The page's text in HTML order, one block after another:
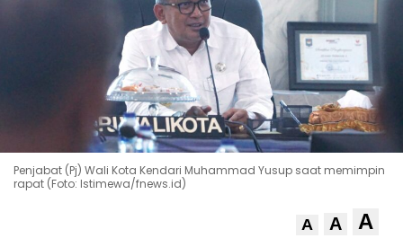
Penjabat (Pj) Wali Kota Kendari Muhammad Yusup saat memimpin
rapat (Foto: Istimewa/fnews.id)
A A A